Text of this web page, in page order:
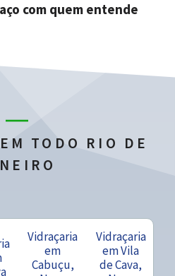
com quem entende
TODO RIO DE
Vidraçaria
em
Cabuçu,
Vidraçaria
em Vila
de Cava,